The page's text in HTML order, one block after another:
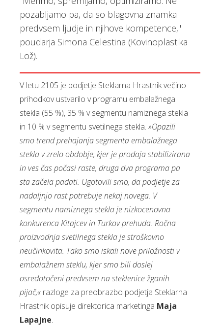
pozabljamo pa, da so blagovna znamka
predvsem ljudje in njihove kompetence,"
poudarja Simona Celestina (Kovinoplastika
Lož).
V letu 2105 je podjetje Steklarna Hrastnik večino
prihodkov ustvarilo v programu embalažnega
stekla (55 %), 35 % v segmentu namiznega stekla
in 10 % v segmentu svetilnega stekla. »Opazili
smo trend prehajanja segmenta embalažnega
stekla v zrelo obdobje, kjer je prodaja stabilizirana
in ves čas počasi raste, druga dva programa pa
sta začela padati. Ugotovili smo, da podjetje za
nadaljnjo rast potrebuje nekaj novega. V
segmentu namiznega stekla je nizkocenovna
konkurenca Kitajcev in Turkov prehuda. Ročna
proizvodnja svetilnega stekla je stroškovno
neučinkovita. Tako smo iskali nove priložnosti v
embalažnem steklu, kjer smo bili doslej
osredotočeni predvsem na steklenice žganih
pijač,« razloge za preobrazbo podjetja Steklarna
Hrastnik opisuje direktorica marketinga Maja
Lapajne.